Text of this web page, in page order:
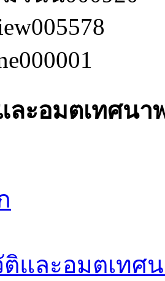
005578
000001
ละอมตเทศนา
และอมตเทศ